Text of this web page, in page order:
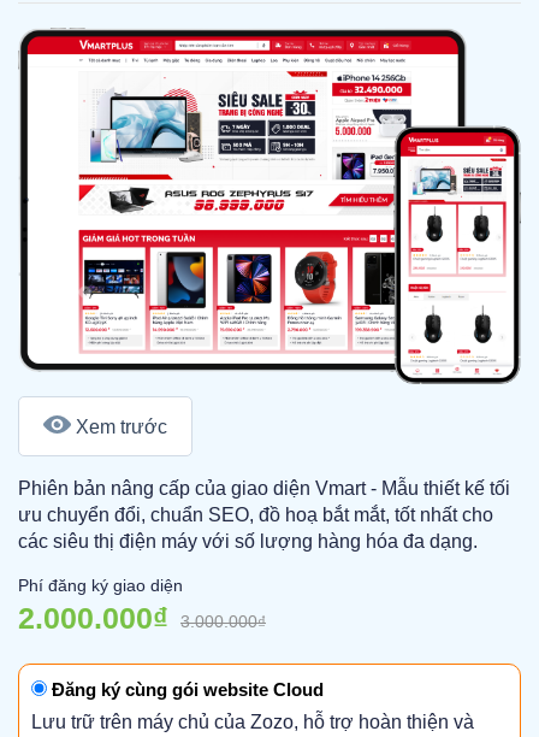
Xem trước
Phiên bản nâng cấp của giao diện Vmart - Mẫu thiết kế tối
ưu chuyển đổi, chuẩn SEO, đồ hoạ bắt mắt, tốt nhất cho
các siêu thị điện máy với số lượng hàng hóa đa dạng.
Phí đăng ký giao diện
2.000.000₫ 3.000.000₫
Đăng ký cùng gói website Cloud
Lưu trữ trên máy chủ của Zozo, hỗ trợ hoàn thiện và